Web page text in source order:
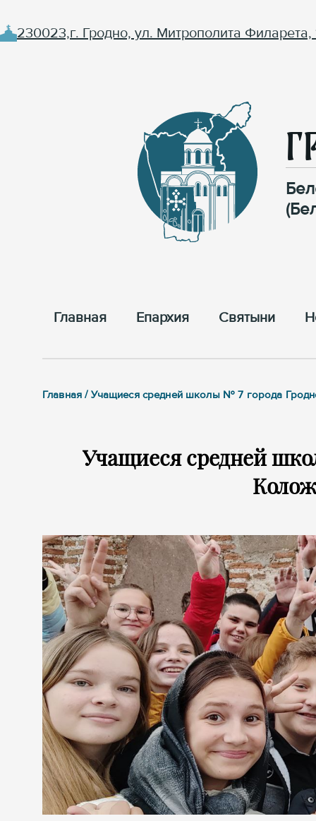
230023,г. Гродно, ул. Митрополита Филарета,
Главная Епархия Cвятыни
Главная / Учащиеся средней школы № 7 города
Учащиеся средней